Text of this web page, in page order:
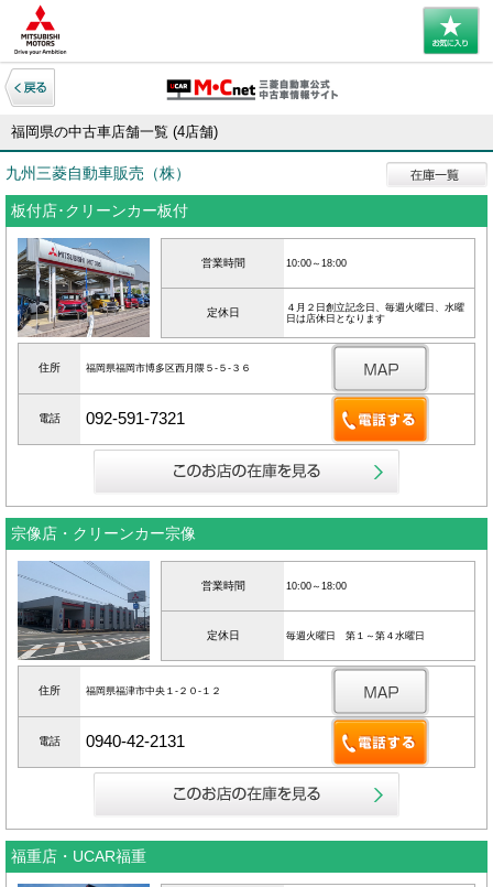
福岡県の中古車店舗一覧 (4店舗)
九州三菱自動車販売（株）
板付店･クリーンカー板付
営業時間 10:00～18:00
定休日
４月２日創立記念日、毎週火曜日、水曜
日は店休日となります
住所 福岡県福岡市博多区西月隈５‐５‐３６
電話 092-591-7321
宗像店・クリーンカー宗像
営業時間 10:00～18:00
定休日 毎週火曜日 第１～第４水曜日
住所 福岡県福津市中央１‐２０‐１２
電話 0940-42-2131
福重店・UCAR福重